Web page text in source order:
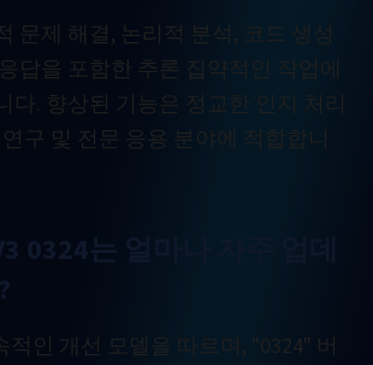
문제 해결, 논리적 분석, 코드 생성
답을 포함한 추론 집약적인 작업에
다. 향상된 기능은 정교한 인지 처리
구 및 전문 응용 분야에 적합합니
0324는 얼마나 자주 업데
적인 개선 모델을 따르며, "0324" 버